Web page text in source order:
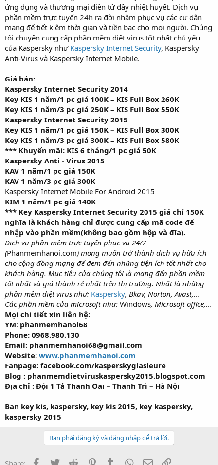
r
ứng dụng và thương mại điên tử đầy nhiệt huyết. Dịch vụ
phần mềm trực tuyến 24h ra đời nhằm phục vụ các cư dân
mạng để tiết kiệm thời gian và tiền bạc cho mọi người. Chúng
tôi chuyên cung cấp phần mềm diệt virus tốt nhất chủ yếu
của Kaspersky như Kaspersky Internet Security, Kaspersky
Anti-Virus và Kaspersky Internet Mobile.
Giá bán:
Kaspersky Internet Security 2014
Key KIS 1 năm/1 pc giá 100K – KIS Full Box 260K
Key KIS 1 năm/3 pc giá 250K – KIS Full Box 550K
Kaspersky Internet Security 2015
Key KIS 1 năm/1 pc giá 150K – KIS Full Box 300K
Key KIS 1 năm/3 pc giá 300K – KIS Full Box 580K
*** Khuyến mãi: KIS 6 tháng/1 pc giá 50K
Kaspersky Anti - Virus 2015
KAV 1 năm/1 pc giá 150K
KAV 1 năm/3 pc giá 300K
Kaspersky Internet Mobile For Android 2015
KIM 1 năm/1 pc giá 140K
*** Key Kaspersky Internet Security 2015 giá chỉ 150K
nghĩa là khách hàng chỉ được cung cấp mã code để
nhập vào phần mềm(không bao gồm hộp và đĩa).
Dịch vụ phần mềm trực tuyến phục vụ 24/7
(Phanmemhanoi.com) mong muốn trở thành dich vụ hữu ích
cho cộng đồng mạng để đem đến những tiện ích tốt nhất cho
khách hàng. Mục tiêu của chúng tôi là mang đến phần mềm
tốt nhất và giá thành rẻ nhất trên thị trường. Nhất là những
phần mềm diệt virus như: Kaspersky, Bkav, Norton, Avast,…
Các phần mềm của microsoft như: Windows, Microsoft office,…
Mọi chi tiết xin liên hệ:
YM: phanmemhanoi68
Phone: 0968.980.130
Email: phanmemhanoi68@gmail.com
Website: www.phanmemhanoi.com
Fanpage: facebook.com/kasperskygiasieure
Blog : phanmemdietviruskaspersky2015.blogspot.com
Địa chỉ : Đội 1 Tả Thanh Oai – Thanh Trì – Hà Nội
Ban key kis, kaspersky, key kis 2015, key kaspersky,
kaspersky 2015
Bạn phải đăng ký và đăng nhập để trả lời.
Share: Facebook
Twitter Reddit PinterestTumblr WhatsApp
Email